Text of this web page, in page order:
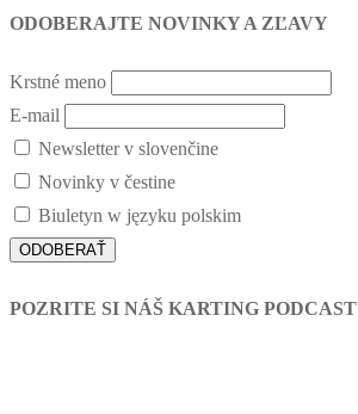
ODOBERAJTE NOVINKY A ZĽAVY
Krstné meno
E-mail
Newsletter v slovenčine
Novinky v čestine
Biuletyn w języku polskim
POZRITE SI NÁŠ KARTING PODCAST